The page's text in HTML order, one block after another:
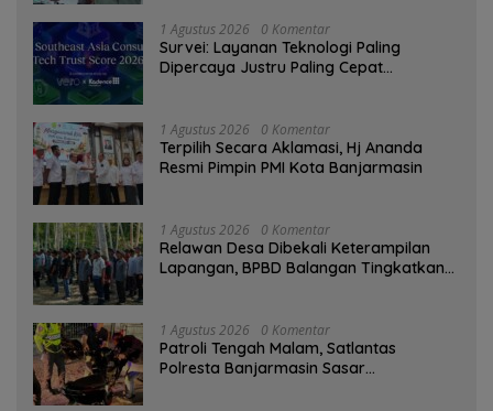
1 Agustus 2026 0 Komentar
Survei: Layanan Teknologi Paling
Dipercaya Justru Paling Cepat
1 Agustus 2026 0 Komentar
‎Terpilih Secara Aklamasi, Hj Ananda
Resmi Pimpin PMI Kota Banjarmasin
1 Agustus 2026 0 Komentar
Relawan Desa Dibekali Keterampilan
Lapangan, BPBD Balangan Tingkatkan
1 Agustus 2026 0 Komentar
Patroli Tengah Malam, Satlantas
Polresta Banjarmasin Sasar